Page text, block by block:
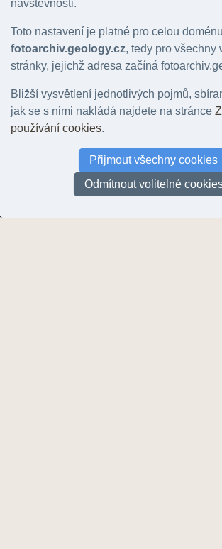
© Lehotský, Tomáš | 2013
Velký Kosíř [2.8
© Lehotský, Tomáš |
UPOZORNĚNÍ: Nejsou zobrazeny všechny
nemohou být zobrazeny. Další fotografie můžete
návštěvnosti.
Toto nastavení je platné pro celou doménu
fotoarchiv.geology.cz, tedy pro všechny
stránky, jejichž adresa začíná
Bližší vysvětlení jednotlivých pojmů,
jak se s nimi nakládá najdete na stránce
používání cookies.
Přijmout všechny cookies
Odmítnout volitelné